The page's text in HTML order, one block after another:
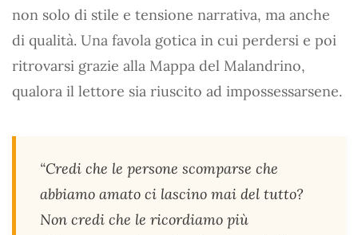
non solo di stile e tensione narrativa, ma anche
di qualità. Una favola gotica in cui perdersi e poi
ritrovarsi grazie alla Mappa del Malandrino,
qualora il lettore sia riuscito ad impossessarsene.
“Credi che le persone scomparse che
abbiamo amato ci lascino mai del tutto?
Non credi che le ricordiamo più